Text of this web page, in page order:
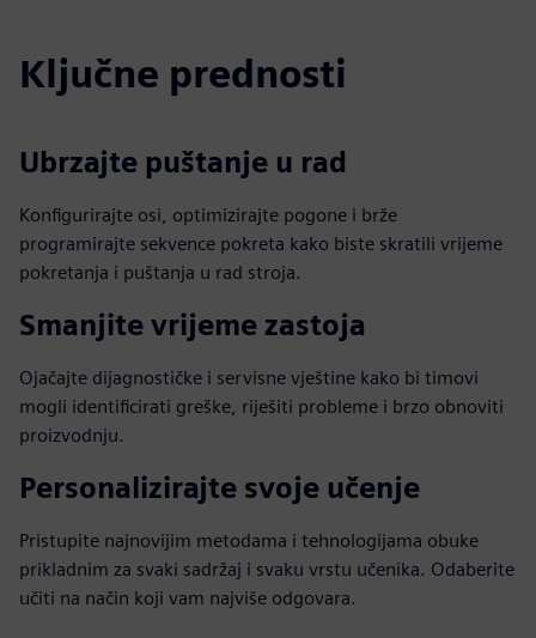
Ključne prednosti
Ubrzajte puštanje u rad
Konfigurirajte osi, optimizirajte pogone i brže
programirajte sekvence pokreta kako biste skratili vrijeme
pokretanja i puštanja u rad stroja.
Smanjite vrijeme zastoja
Ojačajte dijagnostičke i servisne vještine kako bi timovi
mogli identificirati greške, riješiti probleme i brzo obnoviti
proizvodnju.
Personalizirajte svoje učenje
Pristupite najnovijim metodama i tehnologijama obuke
prikladnim za svaki sadržaj i svaku vrstu učenika. Odaberite
učiti na način koji vam najviše odgovara.